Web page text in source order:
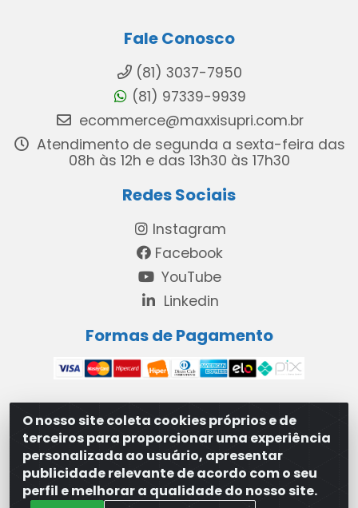
O nosso site coleta cookies próprios e de
terceiros para proporcionar uma experiência
personalizada ao usuário, apresentar
publicidade relevante de acordo com o seu
perfil e melhorar a qualidade do nosso site.
Fale Conosco
(81) 3037-7950
(81) 97339-9939
ecommerce@maxxisupri.com.br
Atendimento de segunda a sexta-feira das
08h às 12h e das 13h30 às 17h30
Redes Sociais
Instagram
Facebook
YouTube
Linkedin
Formas de Pagamento
MAXXISUPRI COMÉRCIO DE SANEANTES LTDA - Avenida
Antônio Cabral de Souza, 2872 - Maranguape II -
Paulista/PE - CEP 53.421-420 - 31.329.180/0001-83